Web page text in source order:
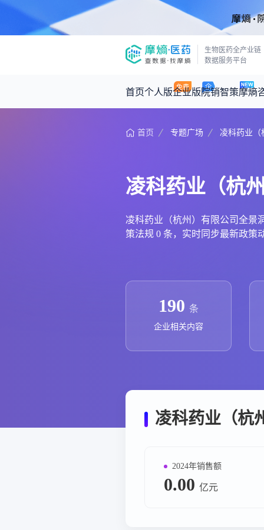
生物医药全产业链
数据服务平台
首页个人版企业版院销智策摩熵
咨询服务
产品立项评估及管线规划
产业/行业调研
投资决策与交易估值
摩熵原创
深度分析
政策法规
投融资
时讯
数据中心
基于市场数据，为您提供全面的市场
政策法规
药品生产企业
回放
王中健
首页 专题广场 凌科药业（
凌科药业（杭
凌科药业（杭州）有限公司全景
策法规 0 条，实时同步最新政策
190 条
企业相关内容
凌科药业（杭
2024年销售额
0.00 亿元